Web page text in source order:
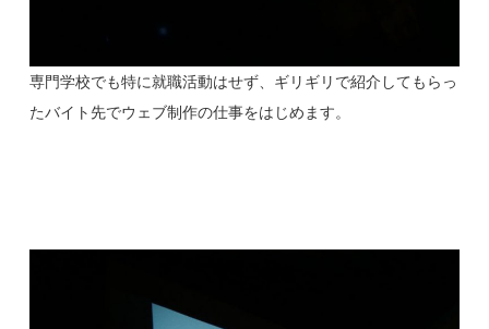
専門学校でも特に就職活動はせず、ギリギリで紹介してもらっ
たバイト先でウェブ制作の仕事をはじめます。